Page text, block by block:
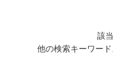
該
他の検索キーワー